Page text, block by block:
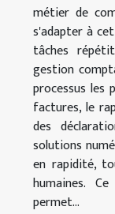
métier de
s'adapter à
tâches
gestion
processus les
factures, le
des
solutions
en rapidité,
humaines.
permet...